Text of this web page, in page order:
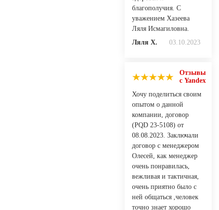
благополучия. С
уважением Хазеева
Ляля Исмагиловна.
Ляля Х.
03.10.2023
Отзывы
с Yandex
Хочу поделиться своим
опытом о данной
компании, договор
(PQD 23-5108) от
08.08.2023. Заключали
договор с менеджером
Олесей, как менеджер
очень понравилась,
вежливая и тактичная,
очень приятно было с
ней общаться ,человек
точно знает хорошо